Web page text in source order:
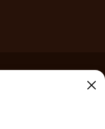
น ดังนั้นผู้อ่านทุกท่านโปรดใช้
ๆ ที่ขัดต่อกฎหมายและศีลธรรม
ในทันที ทั้งนี้ ทางเว็บไซต์ขอสงวน